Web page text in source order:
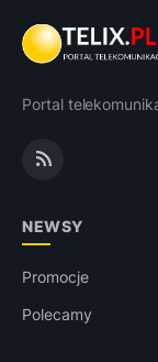
Portal
NEWSY
Promocje
Polecamy